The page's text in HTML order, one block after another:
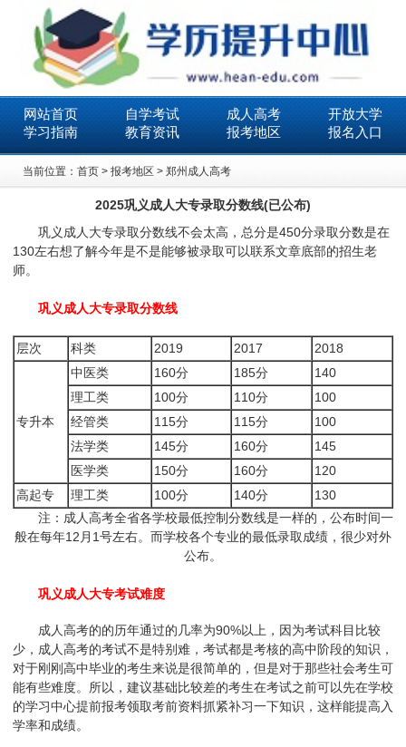
网站首页 自学考试 成人高考
开放大学
学习指南
教育资讯 报考地区 报名入口
当前位置： 首页 > 报考地区 > 郑州成人高考
2025巩义成人大专录取分数线(已公布)
巩义成人大专录取分数线不会太高，总分是450分录取分数是在
130左右想了解今年是不是能够被录取可以联系文章底部的招生老
师。
巩义成人大专录取分数线
层次 科类 2019 2017 2018
专升本
中医类 160分 185分
140
理工类
100分 110分
100
经管类
115分 115分
100
法学类
145分 160分
145
医学类
150分 160分
120
高起专
理工类 100分 140分
130
注：成人高考全省各学校最低控制分数线是一样的，公布时间一
般在每年12月1号左右。而学校各个专业的最低录取成绩，很少对外
公布。
巩义成人大专考试难度
成人高考的的历年通过的几率为90%以上，因为考试科目比较
少，成人高考的考试不是特别难，考试都是考核的高中阶段的知识，
对于刚刚高中毕业的考生来说是很简单的，但是对于那些社会考生可
能有些难度。所以，建议基础比较差的考生在考试之前可以先在学校
的学习中心提前报考领取考前资料抓紧补习一下知识，这样能提高入
学率和成绩。